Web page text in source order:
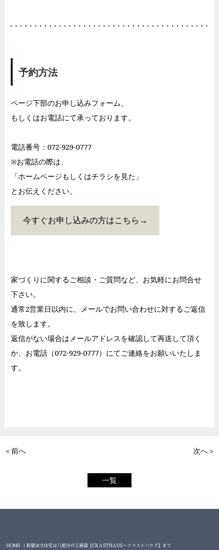
予約方法
ページ下部のお申し込みフォーム、
もしくはお電話にて承っております。
電話番号：072-929-0777
※お電話の際は、
「ホームページもしくはチラシを見た」
とお伝えください。
今すぐお申し込みの方はこちら→
家づくりに関するご相談・ご質問など、お気軽にお問合せ
下さい。
通常2営業日以内に、メールでお問い合わせに対するご返信
を致します。
返信がない場合はメールアドレスを確認して再送して頂く
か、お電話（072-929-0777）にてご連絡をお願いいたしま
す。
＜前へ 次へ＞
一覧
HOME ｜新築注文住宅は八尾市の工務店【CRASTHAUS～クラストハウズ】まで